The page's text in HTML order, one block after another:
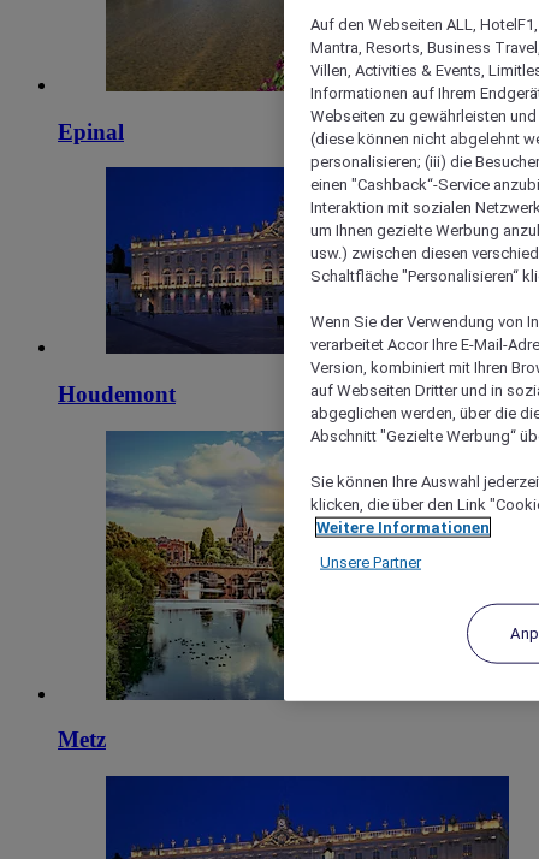
Epinal
Houdemont
Metz
Auf den Webseiten ALL,
Mantra, Resorts, Business
Villen, Activities & Events,
Informationen auf Ihrem
Webseiten zu gewährleisten
(diese können nicht abgelehnt
personalisieren; (iii) die
einen "Cashback“-Service
Interaktion mit sozialen
um Ihnen gezielte Werbung
usw.) zwischen diesen
Schaltfläche "Personalisieren“
Wenn Sie der Verwendung von
verarbeitet Accor Ihre E-Mail-
Version, kombiniert mit Ihren
auf Webseiten Dritter und in
abgeglichen werden, über die
Abschnitt "Gezielte Werbung“
Sie können Ihre Auswahl
klicken, die über den Link
Weitere Informationen
Unsere Partner